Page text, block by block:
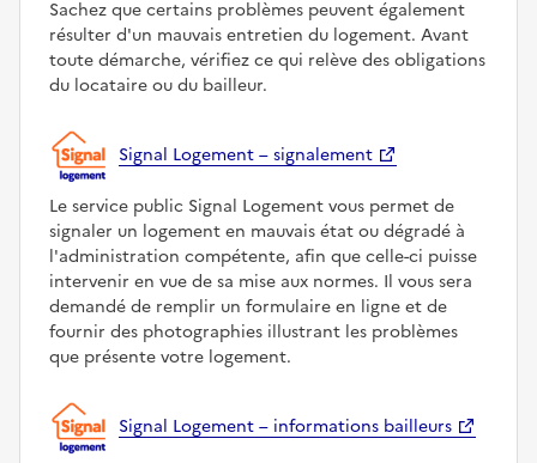
Sachez que certains problèmes peuvent également
résulter d'un mauvais entretien du logement. Avant
toute démarche, vérifiez ce qui relève des obligations
du locataire ou du bailleur.
Signal Logement – signalement
Le service public Signal Logement vous permet de
signaler un logement en mauvais état ou dégradé à
l'administration compétente, afin que celle-ci puisse
intervenir en vue de sa mise aux normes. Il vous sera
demandé de remplir un formulaire en ligne et de
fournir des photographies illustrant les problèmes
que présente votre logement.
Signal Logement – informations bailleurs